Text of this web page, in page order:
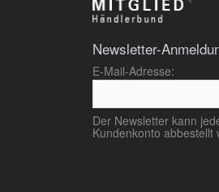
Newsletter-
E-Mail-Adresse:
Der Newsletter kann
Kundenkonto abbestellt